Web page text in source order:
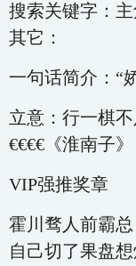
搜索关键字：
其它：
一句话简介：“
立意：行一棋
€€€€《淮南子》
VIP强推奖章
霍川骛人前霸
自己切了果盘